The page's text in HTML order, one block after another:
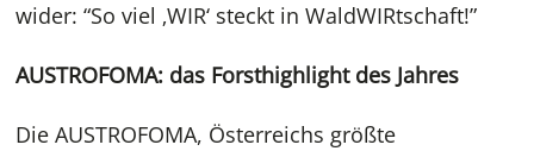
wider: “So viel ‚WIR‘ steckt in WaldWIRtschaft!”
AUSTROFOMA: das Forsthighlight des Jahres
Die AUSTROFOMA, Österreichs größte